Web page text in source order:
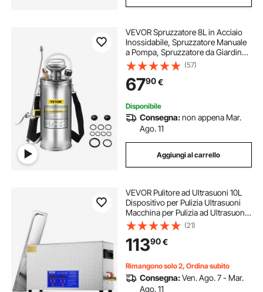
VEVOR Spruzzatore 8L in Acciaio
Inossidabile, Spruzzatore Manuale
a Pompa, Spruzzatore da Giardino
Rinforzato a Pressione da 3,3
Pollici, Spruzzatore per
Giardinaggio Domestico e Pulizia
del Terreno
(57)
6790€
Disponibile
Consegna:non appena Mar.
Ago. 11
Aggiungi al carrello
VEVOR Pulitore ad Ultrasuoni 10L
Dispositivo per Pulizia Ultrasuoni
Macchina per Pulizia ad Ultrasuoni
da 300W con Timer Riscaldatore,
Pulitore Digitale da 40 kHz con
Cestello per Parti Gioielli
(21)
11390€
Rimangono solo 2, Ordina subito
Consegna:Ven. Ago. 7 - Mar.
Ago. 11